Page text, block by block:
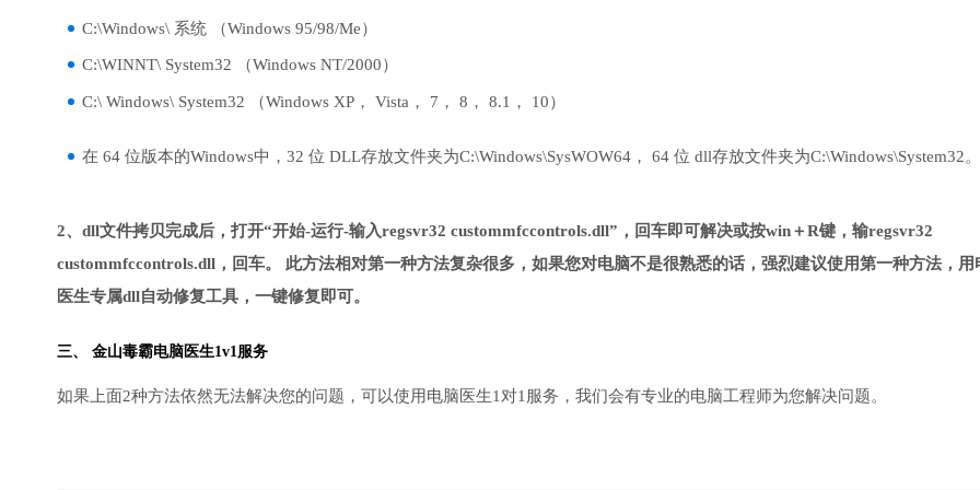
C:\Windows\ 系统 （Windows 95/98/Me）
C:\WINNT\ System32 （Windows NT/2000）
C:\ Windows\ System32 （Windows XP， Vista， 7， 8， 8.1， 10）
在 64 位版本的Windows中，32 位 DLL存放文件夹为C:\Windows\SysWOW64， 64 位 dll存放文件夹为C:\Windows\System32。
2、dll文件拷贝完成后，打开“开始-运行-输入regsvr32 custommfccontrols.dll”，回车即可解决或按win＋R键，输regsvr32
custommfccontrols.dll，回车。 此方法相对第一种方法复杂很多，如果您对电脑不是很熟悉的话，强烈建议使用第一种方法，用
医生专属dll自动修复工具，一键修复即可。
三、 金山毒霸电脑医生1v1服务
如果上面2种方法依然无法解决您的问题，可以使用电脑医生1对1服务，我们会有专业的电脑工程师为您解决问题。